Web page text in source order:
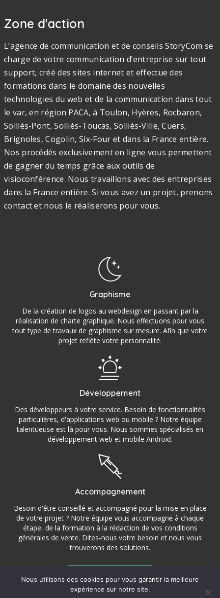
Zone d'action
L’agence de communication et de conseils StoryCom se
charge de votre communication d’entreprise sur tout
support, créé des sites internet et effectue des
formations dans le domaine des nouvelles
technologies du web et de la communication dans tout
le var, en région PACA, à Toulon, Hyères, Rocbaron,
Solliès-Pont, Solliès-Toucas, Solliès-Ville, Cuers,
Brignoles, Cogolin, Six-Four et dans la France entière.
Nos procédés exclusivement en ligne vous permettent
de gagner du temps grâce aux outils de
visioconférence. Nous travaillons avec des entreprises
dans la France entière. Si vous avez un projet, prenons
contact et nous le réaliserons pour vous.
Graphisme
De la création de logos au webdesign en passant par la
réalisation de charte graphique. Nous effectuons pour vous
tout type de travaux de graphisme sur mesure. Afin que votre
projet reflète votre personnalité.
Développement
Des développeurs à votre service. Besoin de fonctionnalités
particulières, d'applications web ou mobile ? Notre équipe
talentueuse est là pour vous. Nous sommes spécialisés en
développement web et mobile Android.
Accompagnement
Besoin d'être conseillé et accompagné pour la mise en place
de votre projet ? Notre équipe vous accompagne à chaque
étape, de la formation à la rédaction de vos conditions
générales de vente. Dites-nous votre besoin et nous vous
trouverons des solutions.
©2016 – 2022 StoryCom – Agence de communication,
Nous utilisons des cookies pour vous garantir la meilleure
expérience sur notre site.